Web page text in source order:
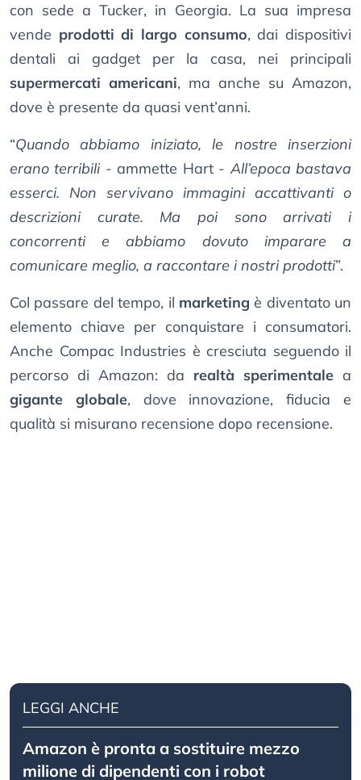
con sede a Tucker, in Georgia. La sua impresa
vende prodotti di largo consumo, dai dispositivi
dentali ai gadget per la casa, nei principali
supermercati americani, ma anche su Amazon,
dove è presente da quasi vent’anni.
“Quando abbiamo iniziato, le nostre inserzioni
erano terribili- ammette Hart -All’epoca bastava
esserci. Non servivano immagini accattivanti o
descrizioni curate. Ma poi sono arrivati i
concorrenti e abbiamo dovuto imparare a
comunicare meglio, a raccontare i nostri prodotti”.
Col passare del tempo, il marketing è diventato un
elemento chiave per conquistare i consumatori.
Anche Compac Industries è cresciuta seguendo il
percorso di Amazon: da realtà sperimentale a
gigante globale, dove innovazione, fiducia e
qualità si misurano recensione dopo recensione.
LEGGI ANCHE
Amazon è pronta a sostituire mezzo
milione di dipendenti con i robot